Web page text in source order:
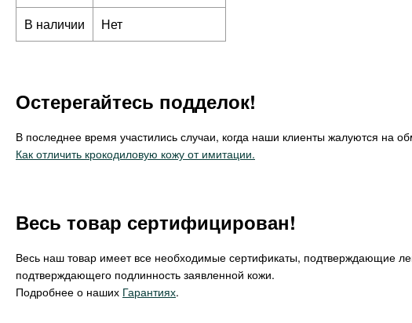
В наличии
Нет
Остерегайтесь подделок!
В последнее время участились случаи, когда наши клиенты жалуются на
Как отличить крокодиловую кожу от имитации.
Весь товар сертифицирован!
Весь наш товар имеет все необходимые сертификаты, подтверждающие
подтверждающего подлинность заявленной кожи.
Подробнее о наших Гарантиях.